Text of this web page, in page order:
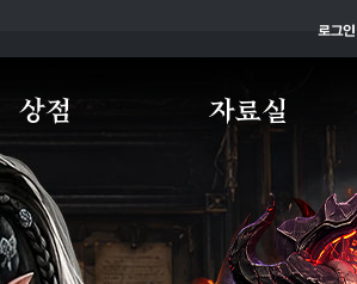
상점 자료실